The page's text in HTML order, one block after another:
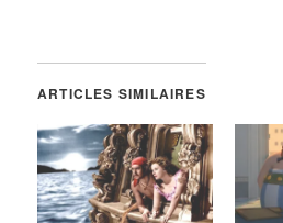
ARTICLES SIMILAIRES